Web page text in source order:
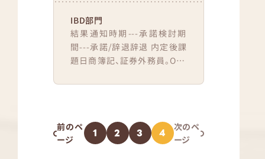
IBD部門
結果通知時期---承諾検討期
間---承諾/辞退辞退 内定後課
題日商簿記、証券外務員。OB・
て、企業が見ていたと感じたポ
前のペ
ージ
1 2 3 4
次のペ
ージ